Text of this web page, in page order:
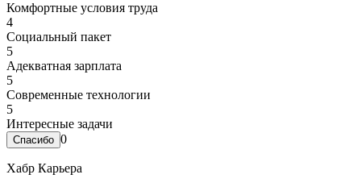
Комфортные условия труда
4
Социальный пакет
5
Адекватная зарплата
5
Современные технологии
5
Интересные задачи
0
Хабр Карьера